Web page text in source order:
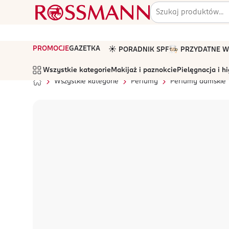
PROMOCJEGAZETKA ☀️ PORADNIK SPF🧑🏻‍🍳 PRZYDATNE
Wszystkie kategorie Makijaż i paznokcie Pielęgnacja i
Wszystkie kategorie
Perfumy Perfumy damskie